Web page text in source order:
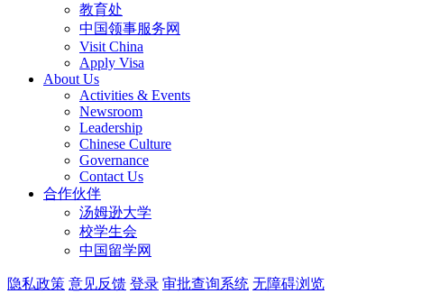
教育处
中国领事服务网
Visit China
Apply Visa
About Us
Activities & Events
Newsroom
Leadership
Chinese Culture
Governance
Contact Us
合作伙伴
汤姆逊大学
校学生会
中国留学网
隐私政策 意见反馈 登录 审批查询系统 无障碍浏览